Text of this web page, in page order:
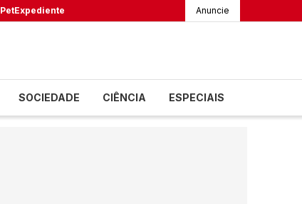
PetExpediente Anuncie
SOCIEDADE CIÊNCIA ESPECIAIS